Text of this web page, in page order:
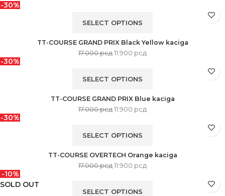
-30%
SELECT OPTIONS
TT-COURSE GRAND PRIX Black Yellow kaciga
17.000рсд 11.900 рсд
-30%
SELECT OPTIONS
TT-COURSE GRAND PRIX Blue kaciga
17.000рсд 11.900 рсд
-30%
SELECT OPTIONS
TT-COURSE OVERTECH Orange kaciga
17.000рсд 11.900 рсд
-10%
SOLD OUT
SELECT OPTIONS